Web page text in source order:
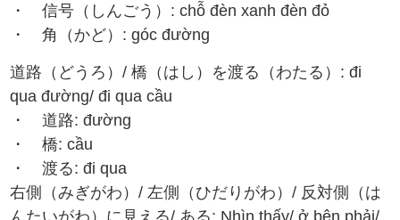
・ 信号（しんごう）: chỗ đèn xanh đèn đỏ
・ 角（かど）: góc đường
道路（どうろ）/ 橋（はし）を渡る（わたる）: đi
qua đường/ đi qua cầu
・ 道路: đường
・ 橋: cầu
・ 渡る: đi qua
右側（みぎがわ）/ 左側（ひだりがわ）/ 反対側（は
んたいがわ）に見える/ ある: Nhìn thấy/ ở bên phải/